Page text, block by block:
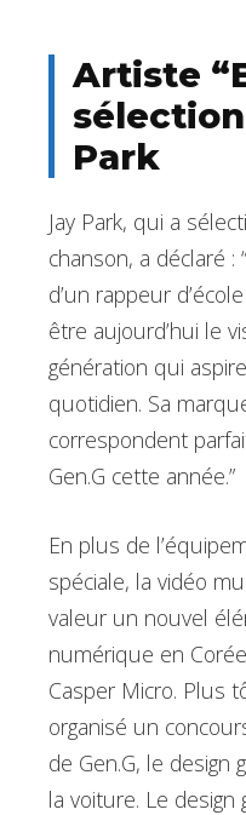
Artiste
Park
Jay Park, qui a
chanson, a déclaré :
d’un rappeur
être aujourd’hui le
génération qui
quotidien. Sa
correspondent
Gen.G cette année.”
En plus de
spéciale, la vidéo
valeur un nouvel
numérique en
Casper Micro. Plus
organisé un
de Gen.G, le
la voiture. Le